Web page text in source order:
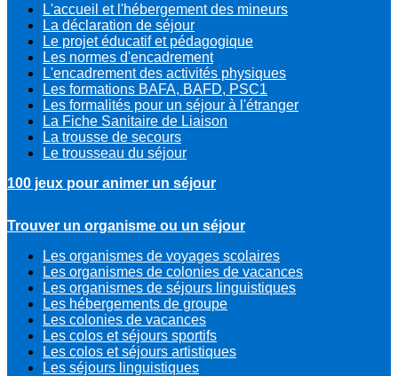
L'accueil et l'hébergement des mineurs
La déclaration de séjour
Le projet éducatif et pédagogique
Les normes d'encadrement
L'encadrement des activités physiques
Les formations BAFA, BAFD, PSC1
Les formalités pour un séjour à l'étranger
La Fiche Sanitaire de Liaison
La trousse de secours
Le trousseau du séjour
100 jeux pour animer un séjour
Trouver un organisme ou un séjour
Les organismes de voyages scolaires
Les organismes de colonies de vacances
Les organismes de séjours linguistiques
Les hébergements de groupe
Les colonies de vacances
Les colos et séjours sportifs
Les colos et séjours artistiques
Les séjours linguistiques